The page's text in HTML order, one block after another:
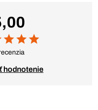
hodnotenie